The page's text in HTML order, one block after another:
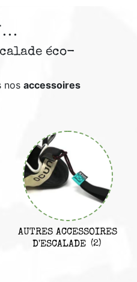
éco-
nos accessoires
AUTRES ACCESSOIRES
D'ESCALADE (2)